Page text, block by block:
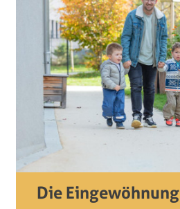
Die Eingewöhnung